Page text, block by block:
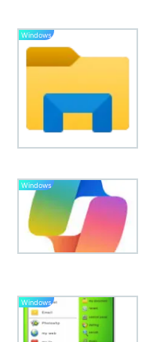
Windows
Windows
Windows